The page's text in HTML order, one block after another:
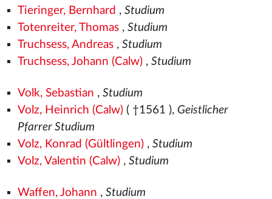
Tieringer, Bernhard , Studium
Totenreiter, Thomas, Studium
Truchsess, Andreas, Studium
Truchsess, Johann (Calw), Studium
Volk, Sebastian , Studium
Volz, Heinrich (Calw)( †1561 ), Geistlicher
Pfarrer Studium
Volz, Konrad (Gültlingen), Studium
Volz, Valentin (Calw), Studium
Waffen, Johann , Studium